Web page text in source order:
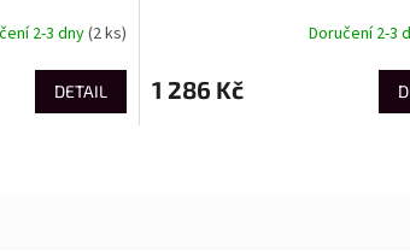
2-3 dny(2 ks)
DETAIL
Doručení 2-3
1 286 Kč